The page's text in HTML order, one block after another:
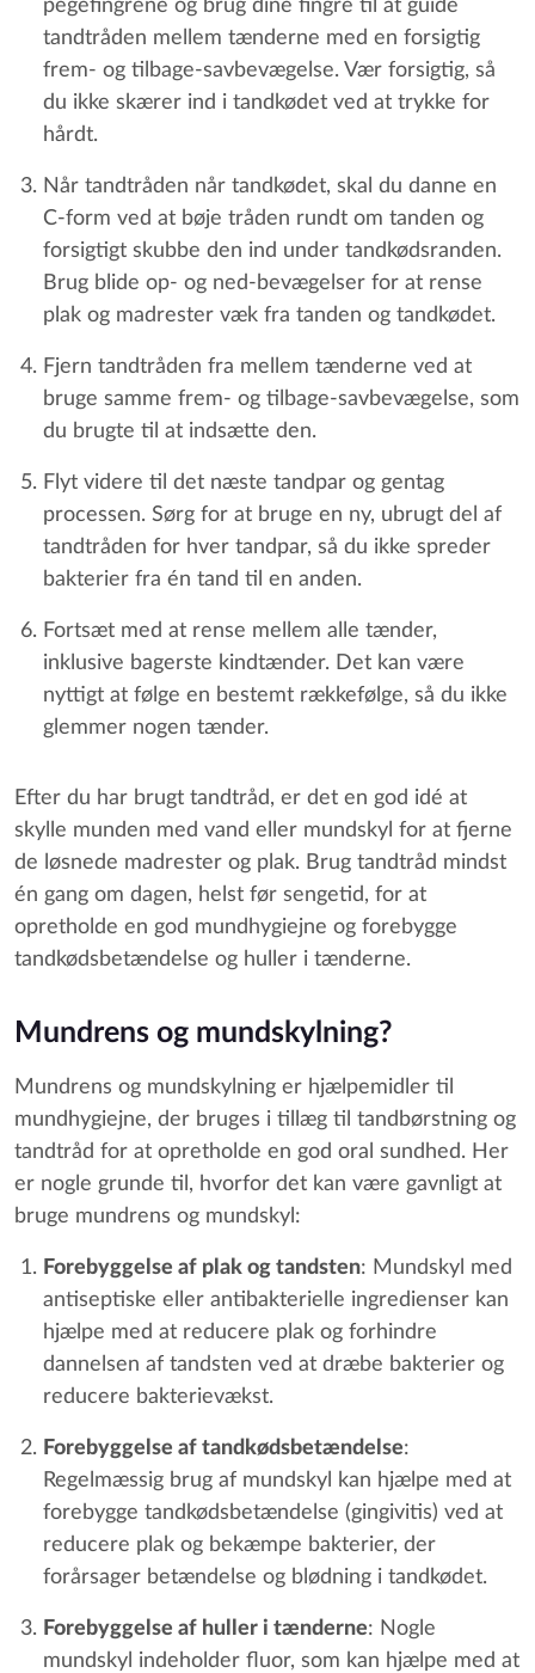
pegefingrene og brug dine fingre til at guide
tandtråden mellem tænderne med en forsigtig
frem- og tilbage-savbevægelse. Vær forsigtig, så
du ikke skærer ind i tandkødet ved at trykke for
hårdt.
Når tandtråden når tandkødet, skal du danne en
C-form ved at bøje tråden rundt om tanden og
forsigtigt skubbe den ind under tandkødsranden.
Brug blide op- og ned-bevægelser for at rense
plak og madrester væk fra tanden og tandkødet.
Fjern tandtråden fra mellem tænderne ved at
bruge samme frem- og tilbage-savbevægelse, som
du brugte til at indsætte den.
Flyt videre til det næste tandpar og gentag
processen. Sørg for at bruge en ny, ubrugt del af
tandtråden for hver tandpar, så du ikke spreder
bakterier fra én tand til en anden.
Fortsæt med at rense mellem alle tænder,
inklusive bagerste kindtænder. Det kan være
nyttigt at følge en bestemt rækkefølge, så du ikke
glemmer nogen tænder.
Efter du har brugt tandtråd, er det en god idé at
skylle munden med vand eller mundskyl for at fjerne
de løsnede madrester og plak. Brug tandtråd mindst
én gang om dagen, helst før sengetid, for at
opretholde en god mundhygiejne og forebygge
tandkødsbetændelse og huller i tænderne.
Mundrens og mundskylning?
Mundrens og mundskylning er hjælpemidler til
mundhygiejne, der bruges i tillæg til tandbørstning og
tandtråd for at opretholde en god oral sundhed. Her
er nogle grunde til, hvorfor det kan være gavnligt at
bruge mundrens og mundskyl:
Forebyggelse af plak og tandsten: Mundskyl med
antiseptiske eller antibakterielle ingredienser kan
hjælpe med at reducere plak og forhindre
dannelsen af tandsten ved at dræbe bakterier og
reducere bakterievækst.
Forebyggelse af tandkødsbetændelse:
Regelmæssig brug af mundskyl kan hjælpe med at
forebygge tandkødsbetændelse (gingivitis) ved at
reducere plak og bekæmpe bakterier, der
forårsager betændelse og blødning i tandkødet.
Forebyggelse af huller i tænderne: Nogle
mundskyl indeholder fluor, som kan hjælpe med at